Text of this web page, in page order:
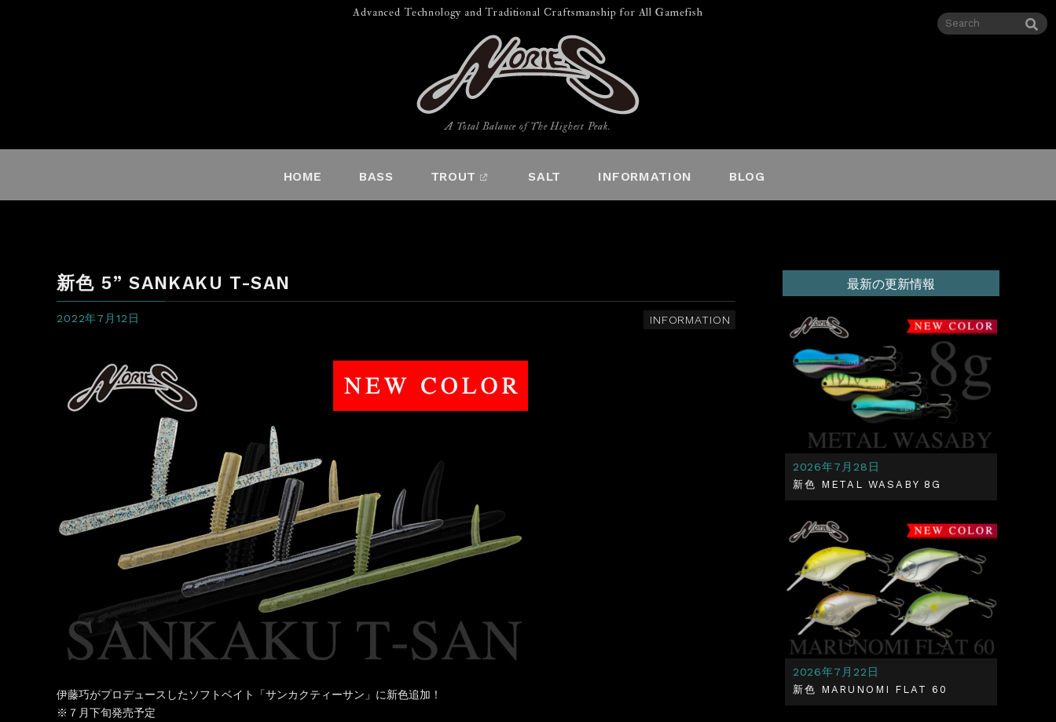
HOME BASS TROUT SALT INFORMATION BLOG
Advanced Technology and Traditional Craftsmanship for All Gamefish
A Total Balance of The Highest Peak.
新色 5” SANKAKU T-SAN
2022年7月12日 INFORMATION
伊藤巧がプロデュースしたソフトベイト「サンカクティーサン」に新色追加！
※７月下旬発売予定
最新の更新情報
2026年7月28日
新色 METAL WASABY 8G
2026年7月22日
新色 MARUNOMI FLAT 60